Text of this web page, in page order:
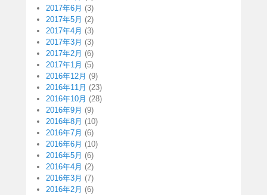
2017年6月 (3)
2017年5月 (2)
2017年4月 (3)
2017年3月 (3)
2017年2月 (6)
2017年1月 (5)
2016年12月 (9)
2016年11月 (23)
2016年10月 (28)
2016年9月 (9)
2016年8月 (10)
2016年7月 (6)
2016年6月 (10)
2016年5月 (6)
2016年4月 (2)
2016年3月 (7)
2016年2月 (6)